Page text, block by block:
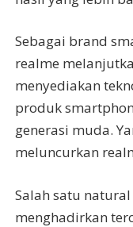
Sebagai brand
realme
menyediakan
produk
generasi muda.
meluncurkan
Salah satu
menghadirkan